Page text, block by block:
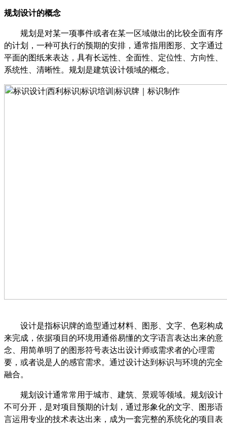
规划设计的概念
规划是对某一项事件或者在某一区域做出的比较全面有序
的计划，一种可执行的预期的安排，通常指用图形、文字通过
平面的图纸来表达，具有长远性、全面性、定位性、方向性、
系统性、清晰性。规划是建筑设计领域的概念。
设计是指标识牌的造型通过材料、图形、文字、色彩构成
来完成，依据项目的环境用通俗易懂的文字语言表达出来的意
念、用简单明了的图形符号表达出设计师或需求者的心理需
要，或者说是人的感官需求。通过设计达到标识与环境的完全
融合。
规划设计通常常用于城市、建筑、景观等领域。规划设计
不可分开，是对项目预期的计划，通过形象化的文字、图形语
言运用专业的技术表达出来，成为一套完整的系统化的项目表